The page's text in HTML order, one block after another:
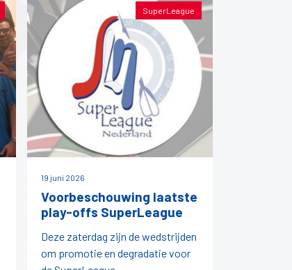
SuperLeague
19 juni 2026
Voorbeschouwing laatste
play-offs SuperLeague
Deze zaterdag zijn de wedstrijden
om promotie en degradatie voor